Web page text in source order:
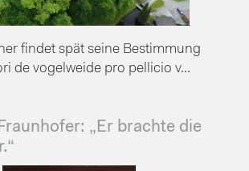
findet spät seine Bestimmung
de vogelweide pro pellicio v...
„Er brachte die